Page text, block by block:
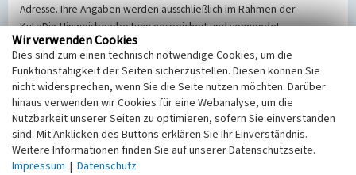
Adresse. Ihre Angaben werden ausschließlich im Rahmen der
KuLaDig-Hinweisbearbeitung gespeichert und verwendet.
Selbstverständlich werden diese entsprechend der Vorschriften des
Telemediengesetzes, des Datenschutzgesetzes NRW und der seit
dem 25.05.2018 gültigen Europäischen Datenschutzgrundverordnung
(EU-DSGVO) vertraulich behandelt, beachten Sie bitte unsere
Hinweise zumDatenschutz
Nachricht
Wir verwenden Cookies
Dies sind zum einen technisch notwendige Cookies, um die
Funktionsfähigkeit der Seiten sicherzustellen. Diesen können Sie
nicht widersprechen, wenn Sie die Seite nutzen möchten. Darüber
hinaus verwenden wir Cookies für eine Webanalyse, um die
Nutzbarkeit unserer Seiten zu optimieren, sofern Sie einverstanden
sind. Mit Anklicken des Buttons erklären Sie Ihr Einverständnis.
Weitere Informationen finden Sie auf unserer Datenschutzseite.
Impressum | Datenschutz